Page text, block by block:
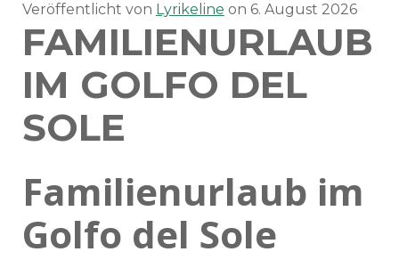
NIEMALS FÜR IMMER (ROMAN)
BÜCHERSHOPS
Veröffentlicht von Lyrikeline on 6. August 2026
FAMILIENURLAUB
IM GOLFO DEL
SOLE
Familienurlaub im
Golfo del Sole